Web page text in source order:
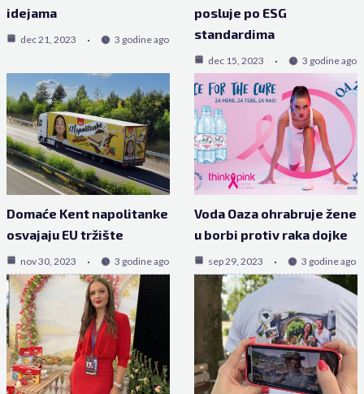
idejama
dec 21, 2023 3 godine ago
posluje po ESG
standardima
dec 15, 2023 3 godine ago
Domaće Kent napolitanke
osvajaju EU tržište
nov 30, 2023 3 godine ago
Voda Oaza ohrabruje žene
u borbi protiv raka dojke
sep 29, 2023 3 godine ago